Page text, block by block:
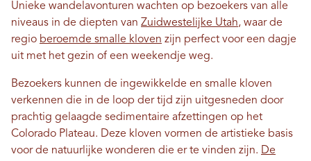
Unieke wandelavonturen wachten op bezoekers van alle
niveaus in de diepten van Zuidwestelijke Utah, waar de
regio beroemde smalle kloven zijn perfect voor een dagje
uit met het gezin of een weekendje weg.
Bezoekers kunnen de ingewikkelde en smalle kloven
verkennen die in de loop der tijd zijn uitgesneden door
prachtig gelaagde sedimentaire afzettingen op het
Colorado Plateau. Deze kloven vormen de artistieke basis
voor de natuurlijke wonderen die er te vinden zijn. De